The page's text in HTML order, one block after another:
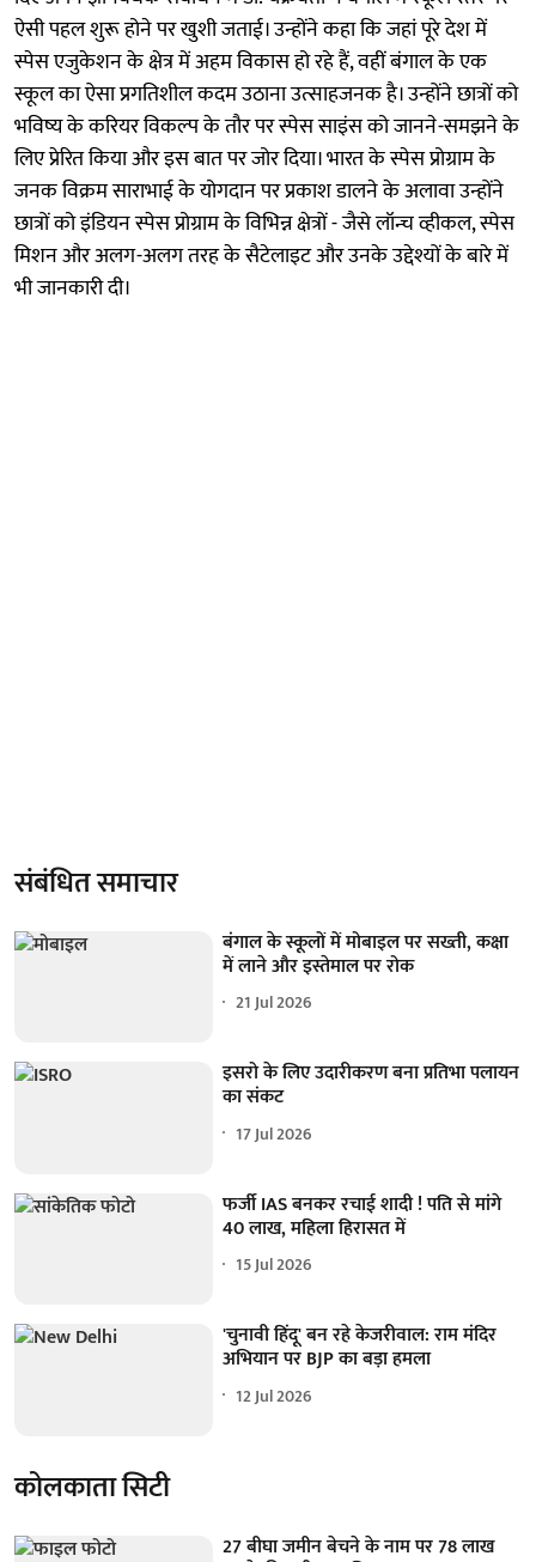
ऐसी पहल शुरू होने पर खुशी जताई। उन्होंने कहा कि जहां पूरे देश में
स्पेस एजुकेशन के क्षेत्र में अहम विकास हो रहे हैं, वहीं बंगाल के एक
स्कूल का ऐसा प्रगतिशील कदम उठाना उत्साहजनक है। उन्होंने छात्रों को
भविष्य के करियर विकल्प के तौर पर स्पेस साइंस को जानने-समझने के
लिए प्रेरित किया और इस बात पर जोर दिया। भारत के स्पेस प्रोग्राम के
जनक विक्रम साराभाई के योगदान पर प्रकाश डालने के अलावा उन्होंने
छात्रों को इंडियन स्पेस प्रोग्राम के विभिन्न क्षेत्रों - जैसे लॉन्च व्हीकल, स्पेस
मिशन और अलग-अलग तरह के सैटेलाइट और उनके उद्देश्यों के बारे में
भी जानकारी दी।
संबंधित समाचार
बंगाल के स्कूलों में मोबाइल पर सख्ती, कक्षा
में लाने और इस्तेमाल पर रोक
21 Jul 2026
इसरो के लिए उदारीकरण बना प्रतिभा पलायन
का संकट
17 Jul 2026
फर्जी IAS बनकर रचाई शादी ! पति से मांगे
40 लाख, महिला हिरासत में
15 Jul 2026
'चुनावी हिंदू' बन रहे केजरीवाल: राम मंदिर
अभियान पर BJP का बड़ा हमला
12 Jul 2026
कोलकाता सिटी
27 बीघा जमीन बेचने के नाम पर 78 लाख